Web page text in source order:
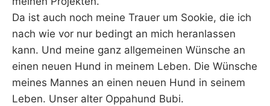
Da ist auch noch meine Trauer um Sookie, die ich
nach wie vor nur bedingt an mich heranlassen
kann. Und meine ganz allgemeinen Wünsche an
einen neuen Hund in meinem Leben. Die Wünsche
meines Mannes an einen neuen Hund in seinem
Leben. Unser alter Oppahund Bubi.